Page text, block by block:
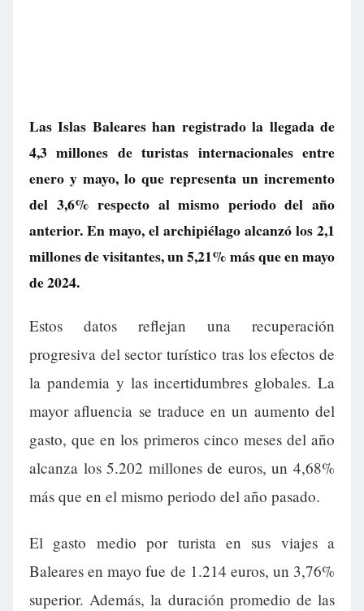
Las Islas Baleares han registrado la llegada de
4,3 millones de turistas internacionales entre
enero y mayo, lo que representa un incremento
del 3,6% respecto al mismo periodo del año
anterior. En mayo, el archipiélago alcanzó los 2,1
millones de visitantes, un 5,21% más que en mayo
de 2024.
Estos datos reflejan una recuperación
progresiva del sector turístico tras los efectos de
la pandemia y las incertidumbres globales. La
mayor afluencia se traduce en un aumento del
gasto, que en los primeros cinco meses del año
alcanza los 5.202 millones de euros, un 4,68%
más que en el mismo periodo del año pasado.
El gasto medio por turista en sus viajes a
Baleares en mayo fue de 1.214 euros, un 3,76%
superior. Además, la duración promedio de las